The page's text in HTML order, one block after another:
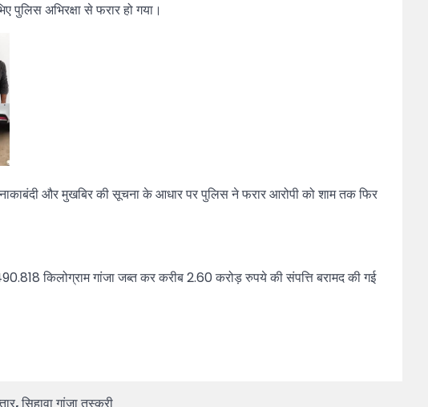
पुलिस अभिरक्षा से फरार हो गया।
नाकाबंदी और मुखबिर की सूचना के आधार पर पुलिस ने फरार आरोपी को शाम तक फिर
किलोग्राम गांजा जब्त कर करीब 2.60 करोड़ रुपये की संपत्ति बरामद की गई